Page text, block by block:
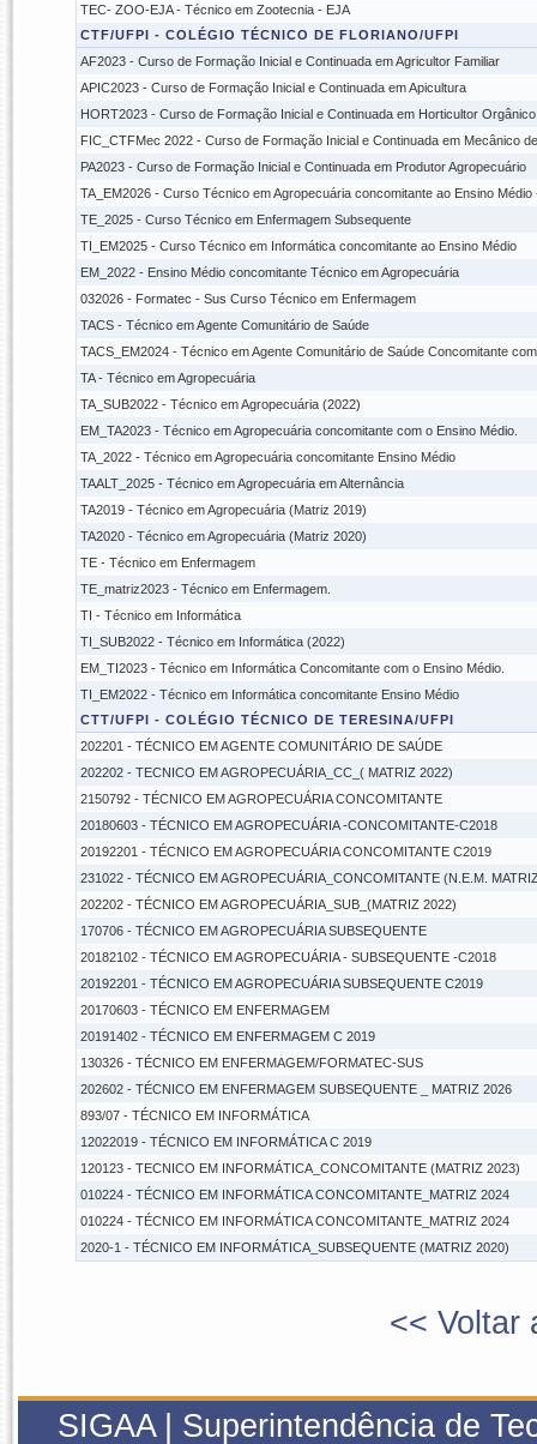
TEC- ZOO-EJA - Técnico em Zootecnia - EJA
CTF/UFPI - COLÉGIO TÉCNICO DE FLORIANO/UFPI
AF2023 - Curso de Formação Inicial e Continuada em Agricultor Familiar
APIC2023 - Curso de Formação Inicial e Continuada em Apicultura
HORT2023 - Curso de Formação Inicial e Continuada em Horticultor Orgânico
FIC_CTFMec 2022 - Curso de Formação Inicial e Continuada em Mecânico
PA2023 - Curso de Formação Inicial e Continuada em Produtor Agropecuário
TA_EM2026 - Curso Técnico em Agropecuária concomitante ao Ensino Médio
TE_2025 - Curso Técnico em Enfermagem Subsequente
TI_EM2025 - Curso Técnico em Informática concomitante ao Ensino Médio
EM_2022 - Ensino Médio concomitante Técnico em Agropecuária
032026 - Formatec - Sus Curso Técnico em Enfermagem
TACS - Técnico em Agente Comunitário de Saúde
TACS_EM2024 - Técnico em Agente Comunitário de Saúde Concomitante
TA - Técnico em Agropecuária
TA_SUB2022 - Técnico em Agropecuária (2022)
EM_TA2023 - Técnico em Agropecuária concomitante com o Ensino Médio.
TA_2022 - Técnico em Agropecuária concomitante Ensino Médio
TAALT_2025 - Técnico em Agropecuária em Alternância
TA2019 - Técnico em Agropecuária (Matriz 2019)
TA2020 - Técnico em Agropecuária (Matriz 2020)
TE - Técnico em Enfermagem
TE_matriz2023 - Técnico em Enfermagem.
TI - Técnico em Informática
TI_SUB2022 - Técnico em Informática (2022)
EM_TI2023 - Técnico em Informática Concomitante com o Ensino Médio.
TI_EM2022 - Técnico em Informática concomitante Ensino Médio
CTT/UFPI - COLÉGIO TÉCNICO DE TERESINA/UFPI
202201 - TÉCNICO EM AGENTE COMUNITÁRIO DE SAÚDE
202202 - TECNICO EM AGROPECUÁRIA_CC_( MATRIZ 2022)
2150792 - TÉCNICO EM AGROPECUÁRIA CONCOMITANTE
20180603 - TÉCNICO EM AGROPECUÁRIA -CONCOMITANTE-C2018
20192201 - TÉCNICO EM AGROPECUÁRIA CONCOMITANTE C2019
231022 - TÉCNICO EM AGROPECUÁRIA_CONCOMITANTE (N.E.M.
202202 - TÉCNICO EM AGROPECUÁRIA_SUB_(MATRIZ 2022)
170706 - TÉCNICO EM AGROPECUÁRIA SUBSEQUENTE
20182102 - TÉCNICO EM AGROPECUÁRIA - SUBSEQUENTE -C2018
20192201 - TÉCNICO EM AGROPECUÁRIA SUBSEQUENTE C2019
20170603 - TÉCNICO EM ENFERMAGEM
20191402 - TÉCNICO EM ENFERMAGEM C 2019
130326 - TÉCNICO EM ENFERMAGEM/FORMATEC-SUS
202602 - TÉCNICO EM ENFERMAGEM SUBSEQUENTE _ MATRIZ 2026
893/07 - TÉCNICO EM INFORMÁTICA
12022019 - TÉCNICO EM INFORMÁTICA C 2019
120123 - TECNICO EM INFORMÁTICA_CONCOMITANTE (MATRIZ 2023)
010224 - TÉCNICO EM INFORMÁTICA CONCOMITANTE_MATRIZ 2024
010224 - TÉCNICO EM INFORMÁTICA CONCOMITANTE_MATRIZ 2024
2020-1 - TÉCNICO EM INFORMÁTICA_SUBSEQUENTE (MATRIZ 2020)
<< Voltar
SIGAA | Superintendência de